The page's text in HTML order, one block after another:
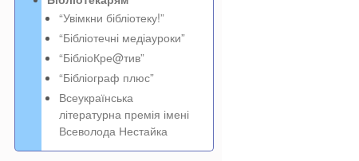
“Увімкни бібліотеку!”
“Бібліотечні медіауроки”
“БібліоКре@тив”
“Бібліограф плюс”
Всеукраїнська
літературна премія імені
Всеволода Нестайка